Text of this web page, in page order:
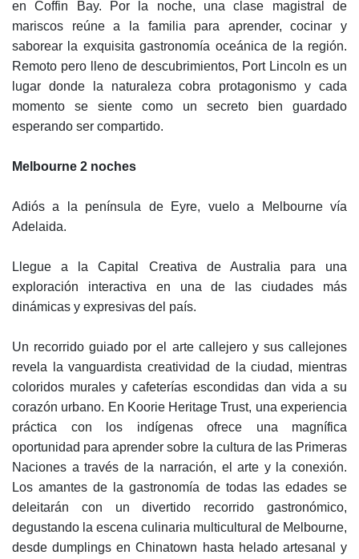
en Coffin Bay. Por la noche, una clase magistral de
mariscos reúne a la familia para aprender, cocinar y
saborear la exquisita gastronomía oceánica de la región.
Remoto pero lleno de descubrimientos, Port Lincoln es un
lugar donde la naturaleza cobra protagonismo y cada
momento se siente como un secreto bien guardado
esperando ser compartido.
Melbourne 2 noches
Adiós a la península de Eyre, vuelo a Melbourne vía
Adelaida.
Llegue a la Capital Creativa de Australia para una
exploración interactiva en una de las ciudades más
dinámicas y expresivas del país.
Un recorrido guiado por el arte callejero y sus callejones
revela la vanguardista creatividad de la ciudad, mientras
coloridos murales y cafeterías escondidas dan vida a su
corazón urbano. En Koorie Heritage Trust, una experiencia
práctica con los indígenas ofrece una magnífica
oportunidad para aprender sobre la cultura de las Primeras
Naciones a través de la narración, el arte y la conexión.
Los amantes de la gastronomía de todas las edades se
deleitarán con un divertido recorrido gastronómico,
degustando la escena culinaria multicultural de Melbourne,
desde dumplings en Chinatown hasta helado artesanal y